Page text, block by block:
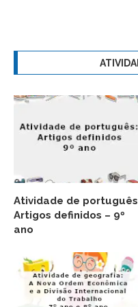
Atividade de
Artigos definidos – 9º
ano